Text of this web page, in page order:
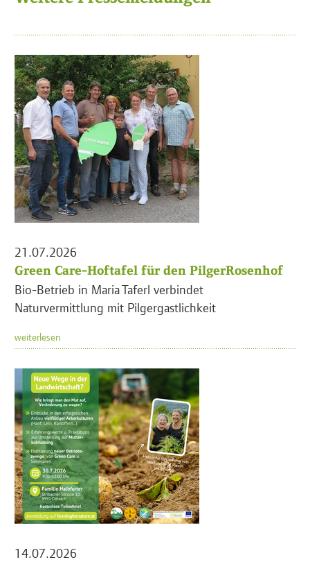
21.07.2026
Green Care-Hoftafel für den PilgerRosenhof
Bio-Betrieb in Maria Taferl verbindet
Naturvermittlung mit Pilgergastlichkeit
weiterlesen
14.07.2026